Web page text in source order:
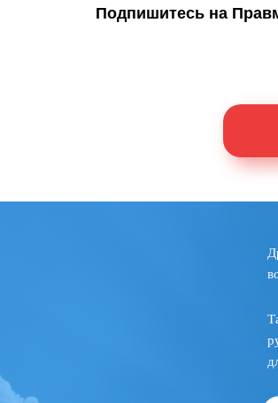
Подпишитесь на